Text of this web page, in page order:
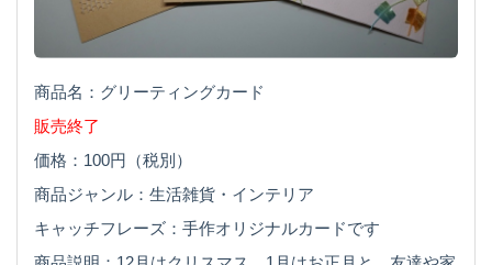
商品名：グリーティングカード
販売終了
価格：100円（税別）
商品ジャンル：生活雑貨・インテリア
キャッチフレーズ：手作オリジナルカードです